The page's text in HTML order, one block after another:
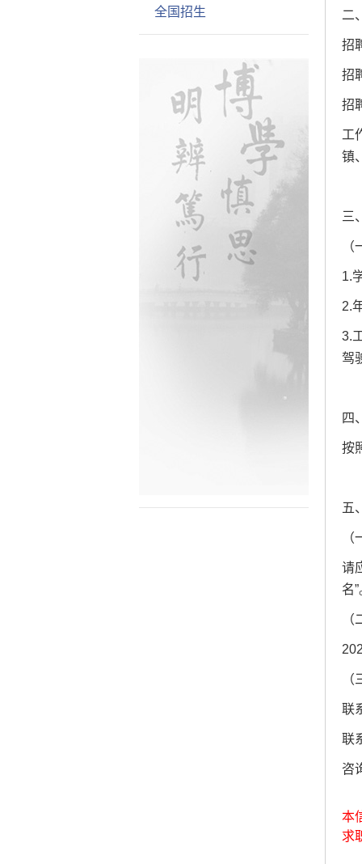
全国招生 二
招
招
招
工
镇
三
1.
2.
3.
驾
四
按
五
请
名
联
联
咨
本
求